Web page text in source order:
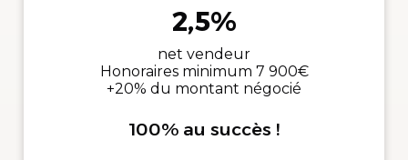
2,5%
net vendeur
Honoraires minimum 7 900€
+20% du montant négocié
100% au succès !